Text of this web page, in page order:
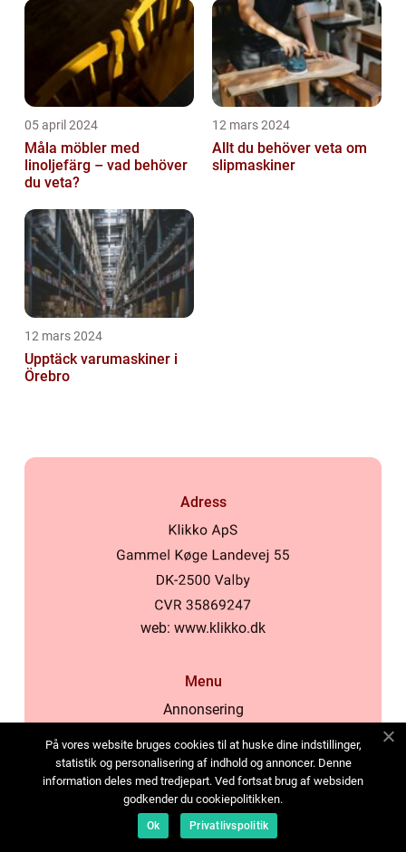
05 april 2024
Måla möbler med
linoljefärg – vad behöver
du veta?
12 mars 2024
Allt du behöver veta om
slipmaskiner
12 mars 2024
Upptäck varumaskiner i
Örebro
Adress
web: www.klikko.dk
Menu
Annonsering
Cookies
Kontakta oss
Sitemap
På vores website bruges cookies til at huske dine indstillinger,
statistik og personalisering af indhold og annoncer. Denne
information deles med tredjepart. Ved fortsat brug af websiden
godkender du cookiepolitikken.
Ok Privatlivspolitik